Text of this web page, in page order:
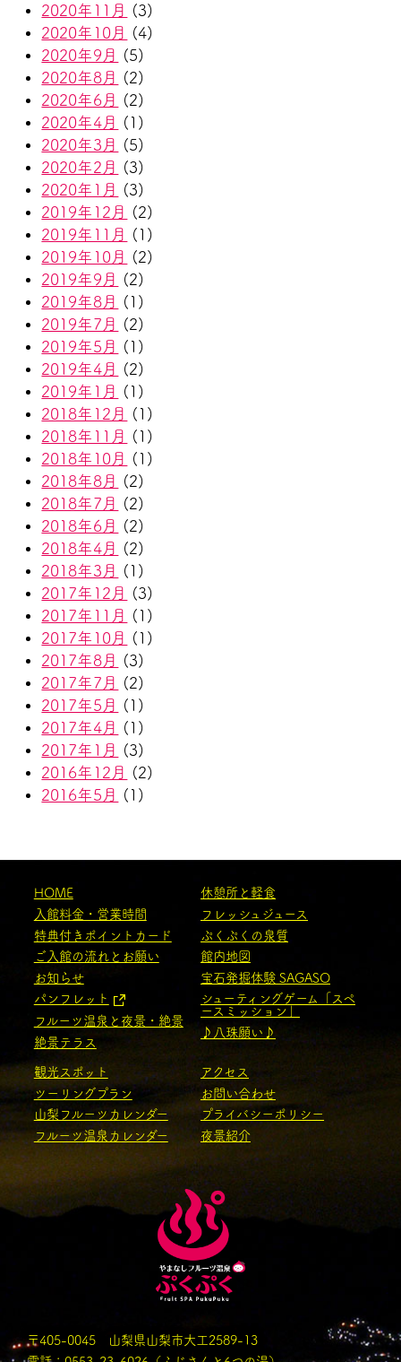
2020年11月
(3)
2020年10月
(4)
2020年9月
(5)
2020年8月
(2)
2020年6月
(2)
2020年4月
(1)
2020年3月
(5)
2020年2月
(3)
2020年1月
(3)
2019年12月
(2)
2019年11月
(1)
2019年10月
(2)
2019年9月
(2)
2019年8月
(1)
2019年7月
(2)
2019年5月
(1)
2019年4月
(2)
2019年1月
(1)
2018年12月
(1)
2018年11月
(1)
2018年10月
(1)
2018年8月
(2)
2018年7月
(2)
2018年6月
(2)
2018年4月
(2)
2018年3月
(1)
2017年12月
(3)
2017年11月
(1)
2017年10月
(1)
2017年8月
(3)
2017年7月
(2)
2017年5月
(1)
2017年4月
(1)
2017年1月
(3)
2016年12月
(2)
2016年5月
(1)
HOME
入館料金・営業時間
特典付きポイントカード
ご入館の流れとお願い
お知らせ
パンフレット
フルーツ温泉と夜景・絶景
絶景テラス
休憩所と軽食
フレッシュジュース
ぷくぷくの泉質
館内地図
宝石発掘体験 SAGASO
シューティングゲーム「スペ
ースミッション」
♪八珠願い♪
観光スポット
ツーリングプラン
山梨フルーツカレンダー
フルーツ温泉カレンダー
アクセス
お問い合わせ
プライバシーポリシー
夜景紹介
〒405-0045 山梨県山梨市大工2589-13